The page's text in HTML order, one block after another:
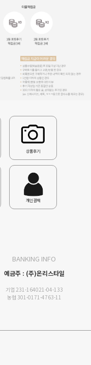
상품후기
개인결제
BANKING INFO
예금주 : (주)온리스타일
기업 231-164021-04-133
농협 301-0171-4763-11